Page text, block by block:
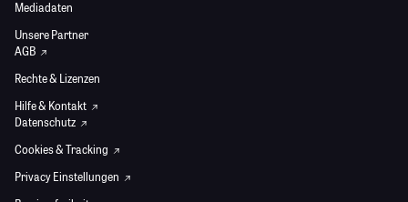
Mediadaten
Unsere Partner
AGB
Rechte & Lizenzen
Hilfe & Kontakt
Datenschutz
Cookies & Tracking
Privacy Einstellungen